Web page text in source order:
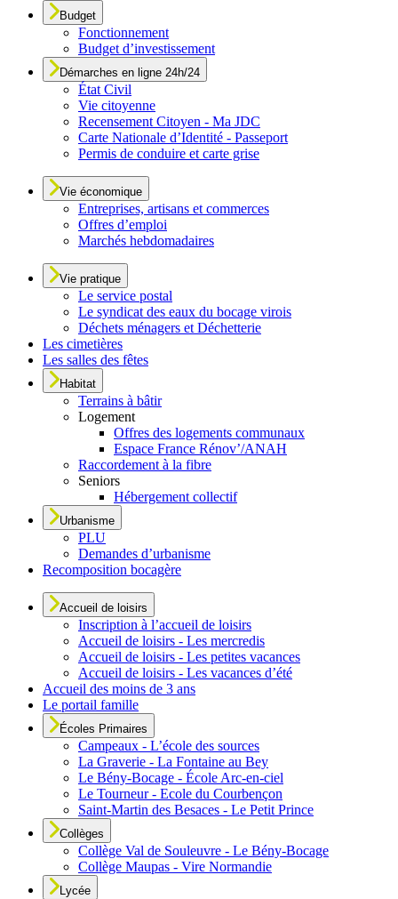
Budget
Fonctionnement
Budget d’investissement
Démarches en ligne 24h/24
État Civil
Vie citoyenne
Recensement Citoyen - Ma JDC
Carte Nationale d’Identité - Passeport
Permis de conduire et carte grise
Vie économique
Entreprises, artisans et commerces
Offres d’emploi
Marchés hebdomadaires
Vie pratique
Le service postal
Le syndicat des eaux du bocage virois
Déchets ménagers et Déchetterie
Les cimetières
Les salles des fêtes
Habitat
Terrains à bâtir
Logement
Offres des logements communaux
Espace France Rénov’/ANAH
Raccordement à la fibre
Seniors
Hébergement collectif
Urbanisme
PLU
Demandes d’urbanisme
Recomposition bocagère
Accueil de loisirs
Inscription à l’accueil de loisirs
Accueil de loisirs - Les mercredis
Accueil de loisirs - Les petites vacances
Accueil de loisirs - Les vacances d’été
Accueil des moins de 3 ans
Le portail famille
Écoles Primaires
Campeaux - L’école des sources
La Graverie - La Fontaine au Bey
Le Bény-Bocage - École Arc-en-ciel
Le Tourneur - Ecole du Courbençon
Saint-Martin des Besaces - Le Petit Prince
Collèges
Collège Val de Souleuvre - Le Bény-Bocage
Collège Maupas - Vire Normandie
Lycée